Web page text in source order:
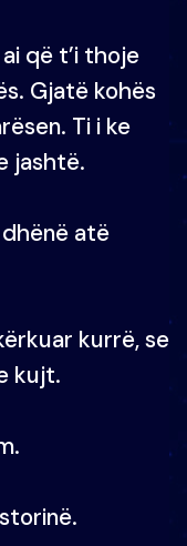
që t’i thoje
Gjatë kohës
Ti i ke
jashtë.
dhënë atë
kurrë, se
kujt.